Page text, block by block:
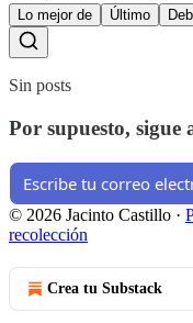
Lo mejor de Último
Sin posts
Por supuesto, sigue
© 2026 Jacinto Castillo ·
recolección
Crea tu Substack